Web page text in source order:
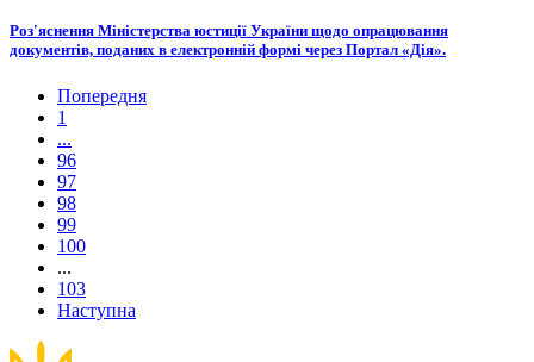
Роз'яснення Міністерства юстиції України щодо опрацювання
документів, поданих в електронній формі через Портал «Дія».
Попередня
1
...
96
97
98
99
100
...
103
Наступна